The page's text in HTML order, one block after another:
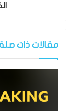
مقالات ذات صلة